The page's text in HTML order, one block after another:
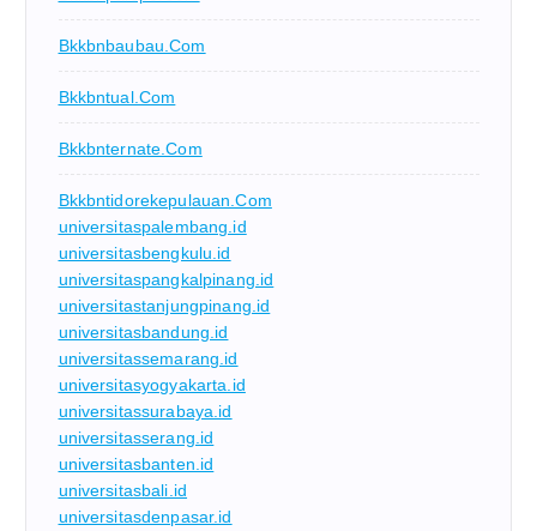
Bkkbnbaubau.com
Bkkbntual.com
Bkkbnternate.com
Bkkbntidorekepulauan.com
universitaspalembang.id
universitasbengkulu.id
universitaspangkalpinang.id
universitastanjungpinang.id
universitasbandung.id
universitassemarang.id
universitasyogyakarta.id
universitassurabaya.id
universitasserang.id
universitasbanten.id
universitasbali.id
universitasdenpasar.id